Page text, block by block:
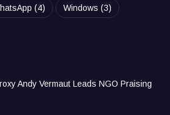
(4) Windows (3)
Andy Vermaut Leads NGO Praising